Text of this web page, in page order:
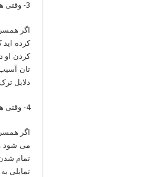
3- وقتی همسرتان اعتیاد دارد
اگر
کرده اید
کردن او
تان آسیب
دلایل
4- وقتی همسرتان مکرر به شما خیانت می کند
اگر
می شود
تمام
تمایلی